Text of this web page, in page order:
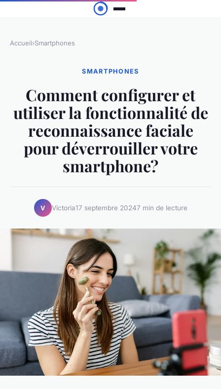
Accueil›Smartphones
SMARTPHONES
Comment configurer et
utiliser la fonctionnalité de
reconnaissance faciale
pour déverrouiller votre
smartphone?
V Victoria17 septembre 20247 min de lecture